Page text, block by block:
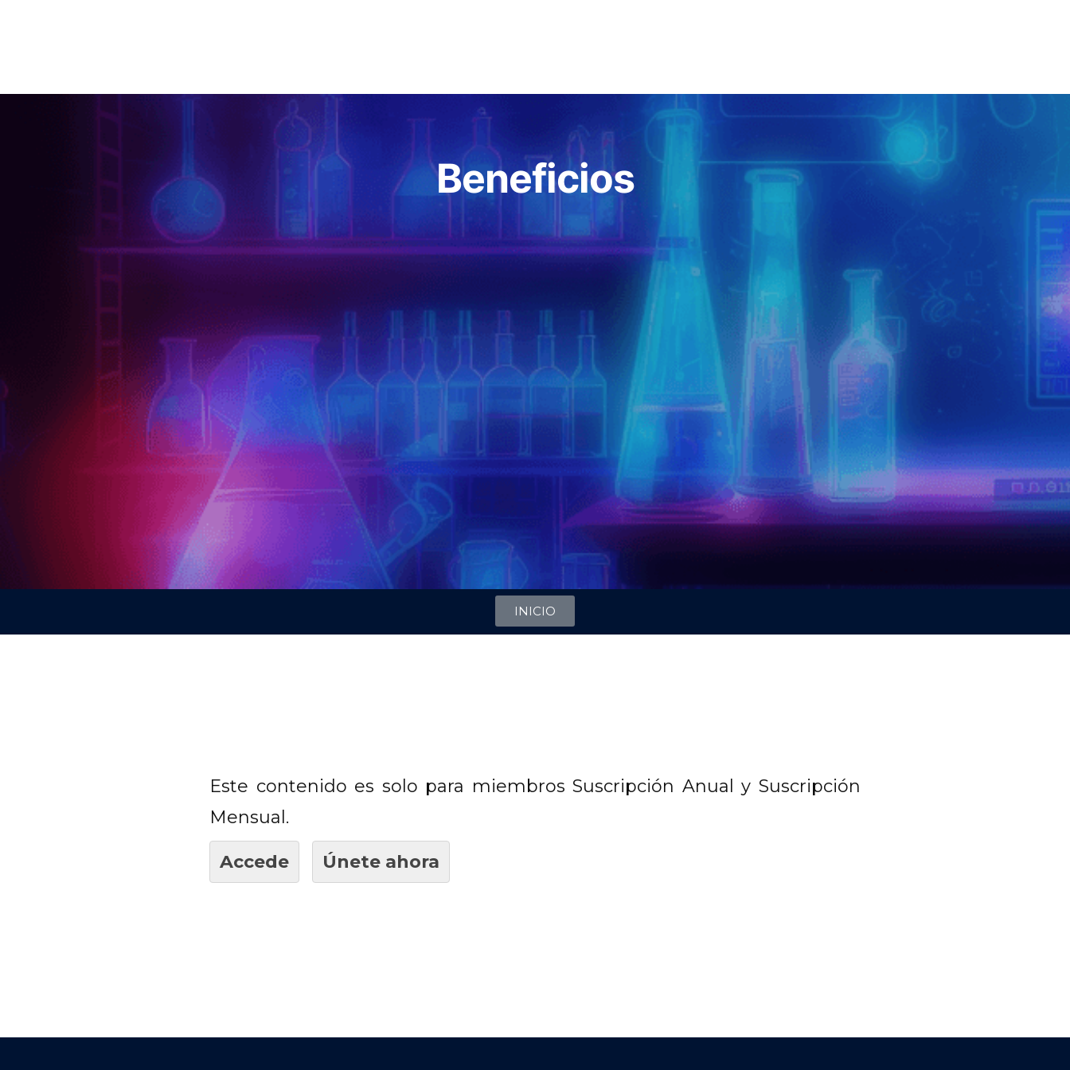
Beneficios
INICIO
Este contenido es solo para miembros Suscripción Anual y Suscripción
Mensual.
Accede Únete ahora